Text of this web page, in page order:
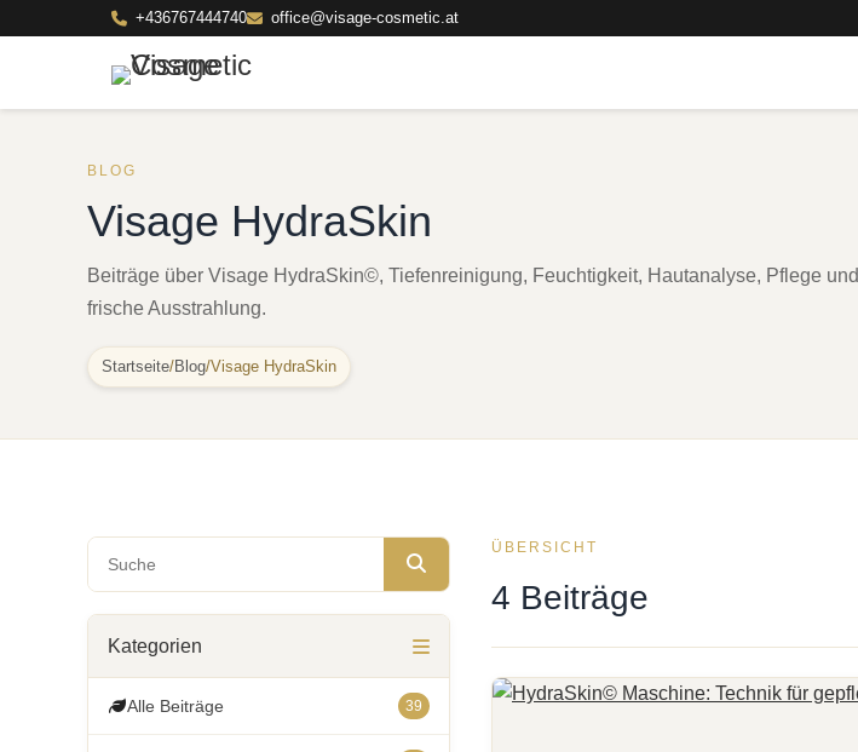
+436767444740 office@visage-cosmetic.at
BLOG
Visage HydraSkin
Beiträge über Visage HydraSkin©, Tiefenreinigung, Feuchtigkeit, Hautanalyse, Pflege und
frische Ausstrahlung.
Startseite/Blog/Visage HydraSkin
Kategorien
Alle Beiträge 39
ÜBERSICHT
4 Beiträge